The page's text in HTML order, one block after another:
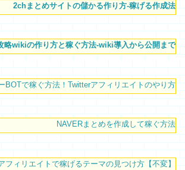
2chまとめサイトの儲かる作り方-稼げる作成法
略wikiの作り方と稼ぐ方法-wiki導入から公開まで
BOTで稼ぐ方法！Twitterアフィリエイトのやり方
NAVERまとめを作成して稼ぐ方法
フィリエイトで稼げるテーマの見つけ方【不変】